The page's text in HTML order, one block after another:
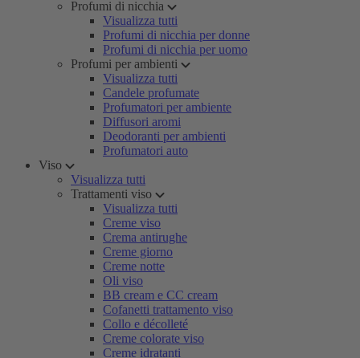
Profumi di nicchia
Visualizza tutti
Profumi di nicchia per donne
Profumi di nicchia per uomo
Profumi per ambienti
Visualizza tutti
Candele profumate
Profumatori per ambiente
Diffusori aromi
Deodoranti per ambienti
Profumatori auto
Viso
Visualizza tutti
Trattamenti viso
Visualizza tutti
Creme viso
Crema antirughe
Creme giorno
Creme notte
Oli viso
BB cream e CC cream
Cofanetti trattamento viso
Collo e décolleté
Creme colorate viso
Creme idratanti